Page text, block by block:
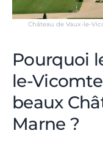
Château de Vaux-le-
Pourquoi
le-
beaux
Marne ?